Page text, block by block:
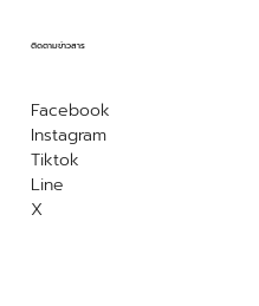
Facebook
Instagram
Tiktok
Line
X
ติดตามข่าวสาร